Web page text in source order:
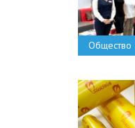
Общество